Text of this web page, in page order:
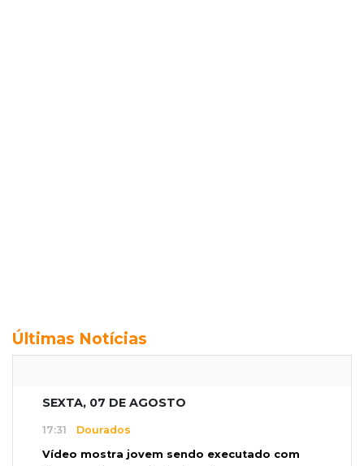
Últimas Notícias
SEXTA, 07 DE AGOSTO
17:31 Dourados
Vídeo mostra jovem sendo executado com